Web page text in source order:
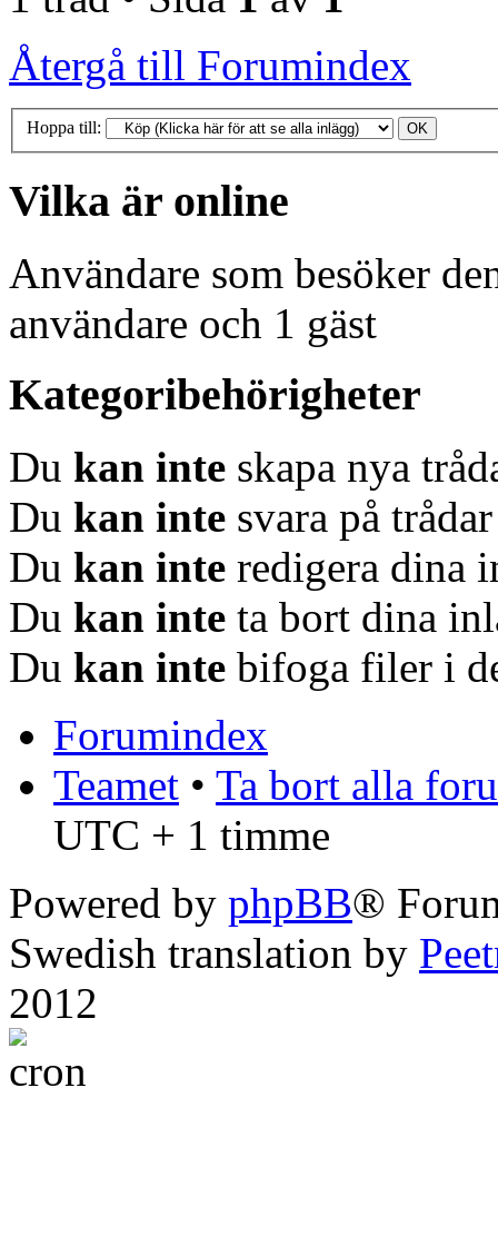
Återgå till Forumindex
Hoppa till:
Vilka är online
Användare som besöker
användare och 1 gäst
Kategoribehörigheter
Du kan inte skapa nya
Du kan inte svara på
Du kan inte redigera dina
Du kan inte ta bort dina
Du kan inte bifoga filer i
Forumindex
Teamet • Ta bort alla
UTC + 1 timme
Powered by phpBB®
Swedish translation by
2012